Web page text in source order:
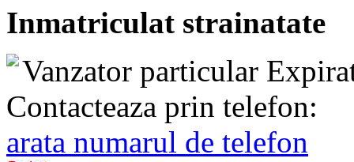
Inmatriculat strainatate
Vanzator particular
Contacteaza prin telefon:
arata numarul de telefon